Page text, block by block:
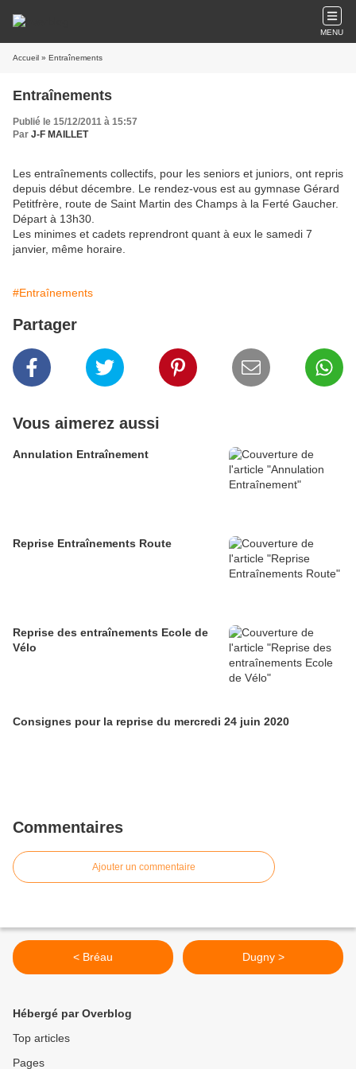
MENU
Accueil » Entraînements
Entraînements
Publié le 15/12/2011 à 15:57
Par J-F MAILLET
Les entraînements collectifs, pour les seniors et juniors, ont repris
depuis début décembre. Le rendez-vous est au gymnase Gérard
Petitfrère, route de Saint Martin des Champs à la Ferté Gaucher.
Départ à 13h30.
Les minimes et cadets reprendront quant à eux le samedi 7
janvier, même horaire.
#Entraînements
Partager
Vous aimerez aussi
Annulation Entraînement
Reprise Entraînements Route
Reprise des entraînements Ecole de
Vélo
Consignes pour la reprise du mercredi 24 juin 2020
Commentaires
Ajouter un commentaire
< Bréau Dugny >
Hébergé par Overblog
Top articles
Pages